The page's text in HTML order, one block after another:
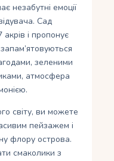
незабутні емоції
Сад
і пропонує
зеленими
атмосфера
світу, ви можете
пейзажем і
флору острова.
смаколики з